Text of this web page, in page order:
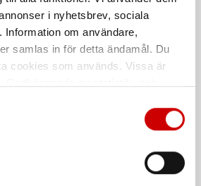
i nyhetsbrev, sociala
Information om användare,
samlas in för detta ändamål. Du
cookies som används. Vissa är
olika dataskyddsnormer. Genom
du till sådana överföringar. Läs
150%
MASKINSTRÄCKFILM 150%
23MY 1500M
Transparent